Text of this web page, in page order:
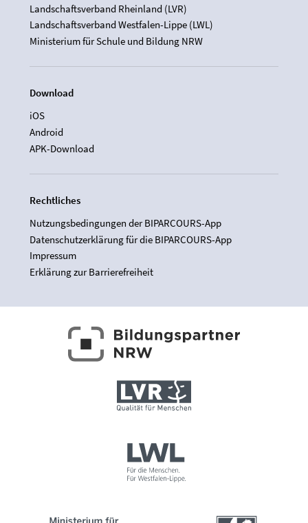
Landschaftsverband Rheinland (LVR)
Landschaftsverband Westfalen-Lippe (LWL)
Ministerium für Schule und Bildung NRW
Download
iOS
Android
APK-Download
Rechtliches
Nutzungsbedingungen der BIPARCOURS-App
Datenschutzerklärung für die BIPARCOURS-App
Impressum
Erklärung zur Barrierefreiheit